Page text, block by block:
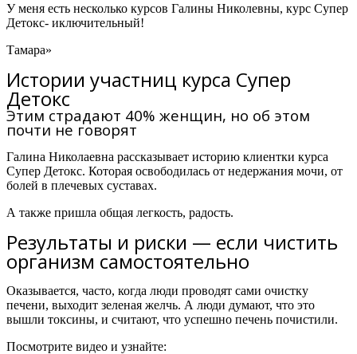
У меня есть несколько курсов Галины Николевны, курс Супер
Детокс- иключительный!
Тамара»
Истории участниц курса Супер
Детокс
Этим страдают 40% женщин, но об этом
почти не говорят
Галина Николаевна рассказывает историю клиентки курса
Супер Детокс. Которая освободилась от недержания мочи, от
болей в плечевых суставах.
А также пришла общая легкость, радость.
Результаты и риски — если чистить
организм самостоятельно
Оказывается, часто, когда люди проводят сами очистку
печени, выходит зеленая желчь. А люди думают, что это
вышли токсины, и считают, что успешно печень почистили.
Посмотрите видео и узнайте: